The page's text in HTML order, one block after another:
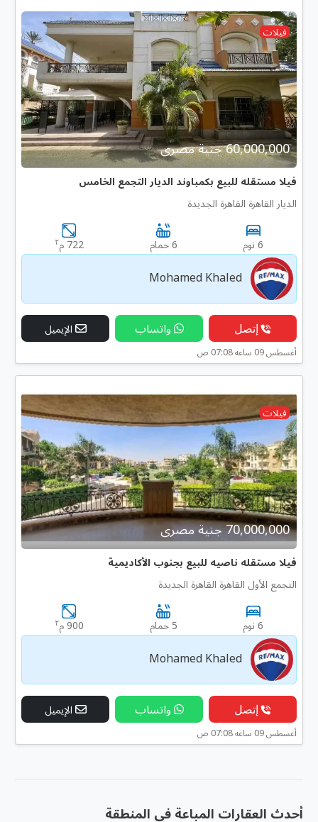
فيلات
60,000,000 جنية مصرى
فيلا مستقله للبيع بكمباوند الديار التجمع الخامس
الديار القاهرة القاهرة الجديدة
6 نوم 6 حمام 722 م ٢
Mohamed Khaled
إتصل واتساب الإيميل
أغسطس 09 ساعه 07:08 ص
فيلات
70,000,000 جنية مصرى
فيلا مستقله ناصيه للبيع بجنوب الأكاديمية
التجمع الأول القاهرة القاهرة الجديدة
6 نوم 5 حمام 900 م ٢
Mohamed Khaled
إتصل واتساب الإيميل
أغسطس 09 ساعه 07:08 ص
أحدث العقارات المباعة فى المنطقة